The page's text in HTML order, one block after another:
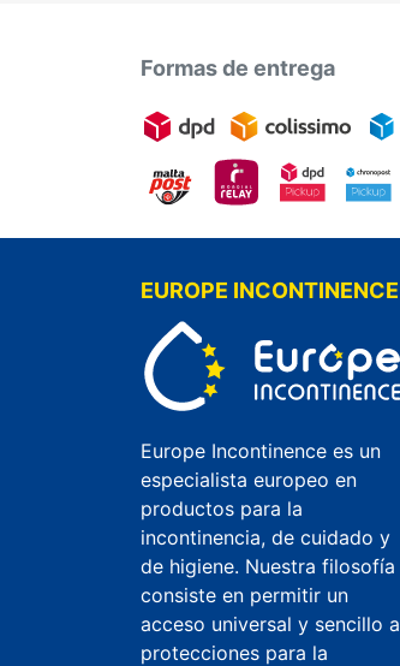
Formas de entrega
EUROPE INCONTINENCE
Europe Incontinence es un
especialista europeo en
productos para la
incontinencia, de cuidado y
de higiene. Nuestra filosofía
consiste en permitir un
acceso universal y sencillo a
protecciones para la